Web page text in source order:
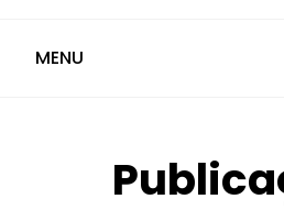
MENU